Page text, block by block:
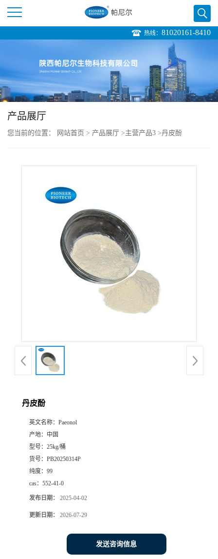
页
公
厅
热线： 81020161-8410
产品展厅
您当前的位置： 网站首页 > 产品展厅 >主营产品3 >丹皮酚
丹皮酚
英文名称： Paeonol
产地： 中国
型号： 25kg/桶
货号： PB20250314P
纯度： 99
cas： 552-41-0
发布日期： 2025-04-02
更新日期： 2026-07-29
发送咨询信息